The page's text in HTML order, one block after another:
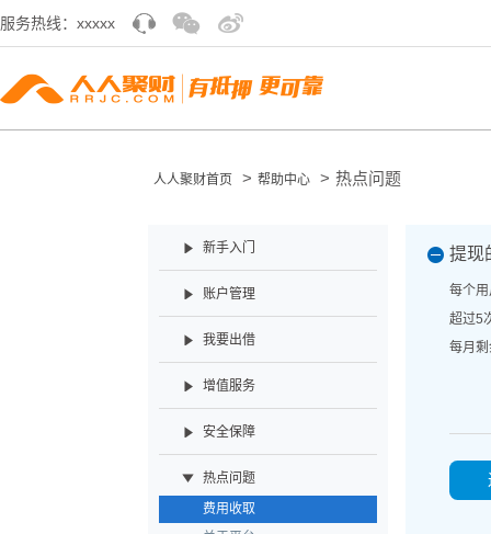
服务热线：xxxxx
人人聚财首页 > 帮助中心 > 热点问题
新手入门
账户管理
我要出借
增值服务
安全保障
热点问题
费用收取
提现
每个
超过5
每月